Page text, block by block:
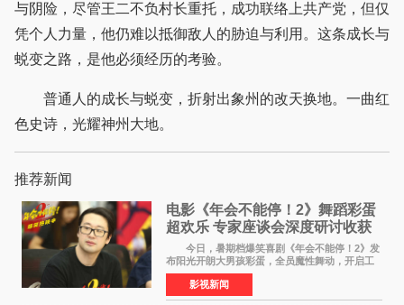
与阴险，尽管王二不负村长重托，成功联络上共产党，但仅
凭个人力量，他仍难以抵御敌人的胁迫与利用。这条成长与
蜕变之路，是他必须经历的考验。
普通人的成长与蜕变，折射出象州的改天换地。一曲红
色史诗，光耀神州大地。
推荐新闻
电影《年会不能停！2》舞蹈彩蛋
超欢乐 专家座谈会深度研讨收获
满满
今日，暑期档爆笑喜剧《年会不能停！2》发
布阳光开朗大男孩彩蛋，全员魔性舞动，开启工
位狂欢模式。影片于昨日同步举办专家座谈会，
导演董润年、总制片人应萝佳出席现场，与一众
业内、学界专家
影视新闻